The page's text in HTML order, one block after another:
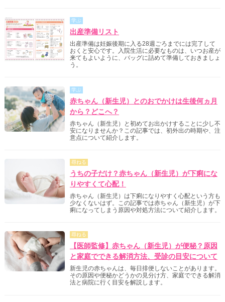
学ぶ
出産準備リスト
出産準備は妊娠後期に入る28週ごろまでには完了して
おくと安心です。入院生活に必要なものは、いつお産が
来てもよいように、バッグに詰めて準備しておきましょ
う。
学ぶ
赤ちゃん（新生児）とのおでかけは生後何ヵ月
から？どこへ？
赤ちゃん（新生児）と初めてお出かけすることに少し不
安になりませんか？この記事では、初外出の時期や、注
意点について紹介します。
尋ねる
うちの子だけ？赤ちゃん（新生児）が下痢にな
りやすくて心配！
赤ちゃん（新生児）は下痢になりやすく心配という方も
少なくないはず。この記事では赤ちゃん（新生児）が下
痢になってしまう原因や対処方法について紹介します。
尋ねる
【医師監修】赤ちゃん（新生児）が便秘？原因
と家庭でできる解消方法、受診の目安について
新生児の赤ちゃんは、毎日排便しないことがあります。
その原因や便秘かどうかの見分け方、家庭でできる解消
法と病院に行く目安を解説します。